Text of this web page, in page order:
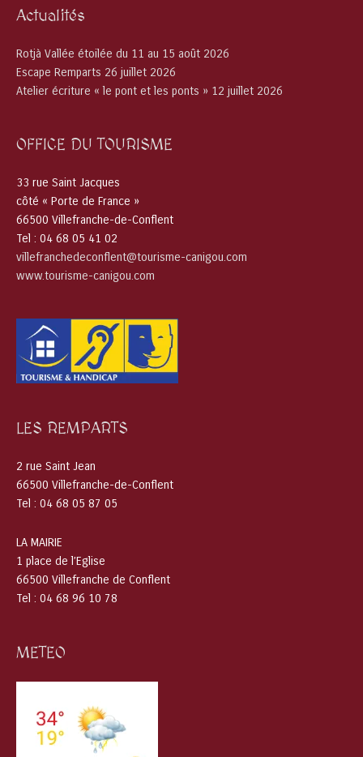
Actualités
Rotjà Vallée étoilée du 11 au 15 août 2026
Escape Remparts 26 juillet 2026
Atelier écriture « le pont et les ponts » 12 juillet 2026
OFFICE DU TOURISME
33 rue Saint Jacques
côté « Porte de France »
66500 Villefranche-de-Conflent
Tel : 04 68 05 41 02
villefranchedeconflent@tourisme-canigou.com
www.tourisme-canigou.com
LES REMPARTS
2 rue Saint Jean
66500 Villefranche-de-Conflent
Tel : 04 68 05 87 05
LA MAIRIE
1 place de l’Eglise
66500 Villefranche de Conflent
Tel : 04 68 96 10 78
METEO